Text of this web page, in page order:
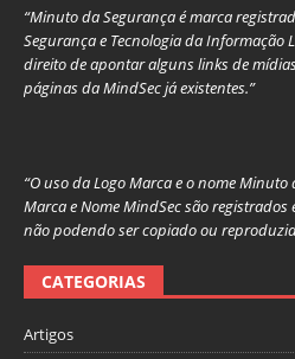
“Minuto da Segurança é marca
Segurança e Tecnologia da Informação
direito de apontar alguns links de
páginas da MindSec já existentes.”
“O uso da Logo Marca e o nome
Marca e Nome MindSec são registrados
não podendo ser copiado ou
CATEGORIAS
Artigos